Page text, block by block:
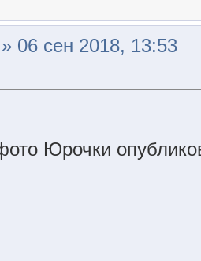
06 сен 2018, 13:53
Юрочки